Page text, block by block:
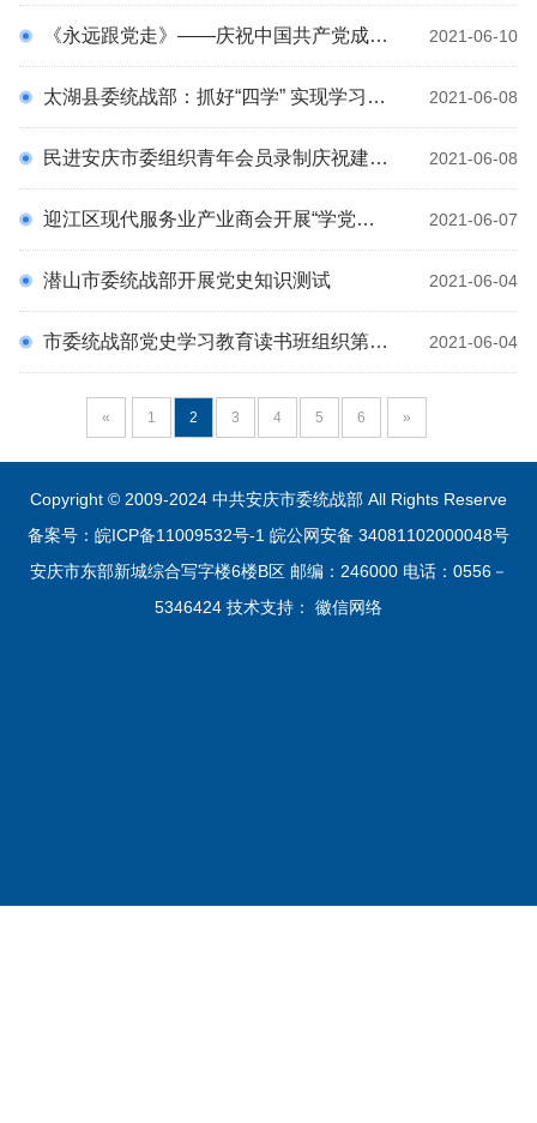
2021-06-10
《永远跟党走》——庆祝中国共产党成立100周年，共和国将军暨全国书画名家作品邀请展在安庆市赵朴初故居陈列馆开幕
2021-06-08
太湖县委统战部：抓好“四学” 实现学习全覆盖
2021-06-08
民进安庆市委组织青年会员录制庆祝建党百年主题短视频
2021-06-07
迎江区现代服务业产业商会开展“学党史、守初心”主题教育活动
2021-06-04
潜山市委统战部开展党史知识测试
2021-06-04
市委统战部党史学习教育读书班组织第三次集体学习
« 1 2 3 4 5 6 »
Copyright © 2009-2024 中共安庆市委统战部 All Rights Reserve
备案号：皖ICP备11009532号-1 皖公网安备 34081102000048号
安庆市东部新城综合写字楼6楼B区 邮编：246000 电话：0556－
5346424 技术支持： 徽信网络